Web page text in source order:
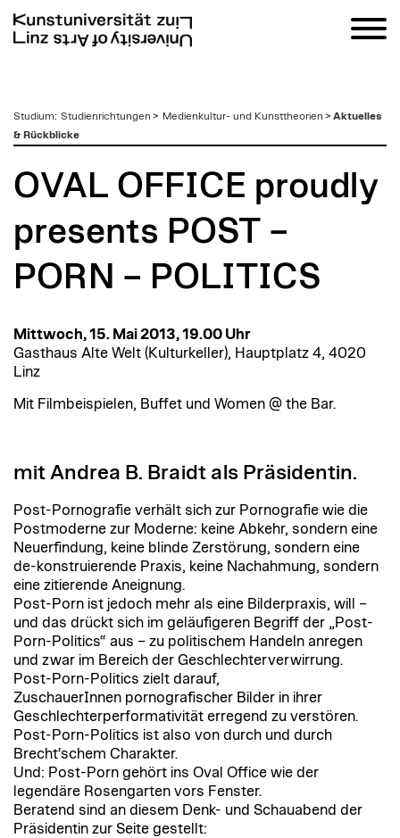
zum
Inhalt
Studium: Studienrichtungen > Medienkultur- und Kunsttheorien > Aktuelles
& Rückblicke
OVAL OFFICE proudly
presents POST –
PORN – POLITICS
Mittwoch, 15. Mai 2013, 19.00 Uhr
Gasthaus Alte Welt (Kulturkeller), Hauptplatz 4, 4020
Linz
Mit Filmbeispielen, Buffet und Women @ the Bar.
mit Andrea B. Braidt als Präsidentin.
Post-Pornografie verhält sich zur Pornografie wie die
Postmoderne zur Moderne: keine Abkehr, sondern eine
Neuerfindung, keine blinde Zerstörung, sondern eine
de-konstruierende Praxis, keine Nachahmung, sondern
eine zitierende Aneignung.
Post-Porn ist jedoch mehr als eine Bilderpraxis, will –
und das drückt sich im geläufigeren Begriff der „Post-
Porn-Politics“ aus – zu politischem Handeln anregen
und zwar im Bereich der Geschlechterverwirrung.
Post-Porn-Politics zielt darauf,
ZuschauerInnen pornografischer Bilder in ihrer
Geschlechterperformativität erregend zu verstören.
Post-Porn-Politics ist also von durch und durch
Brecht‘schem Charakter.
Und: Post-Porn gehört ins Oval Office wie der
legendäre Rosengarten vors Fenster.
Beratend sind an diesem Denk- und Schauabend der
Präsidentin zur Seite gestellt: